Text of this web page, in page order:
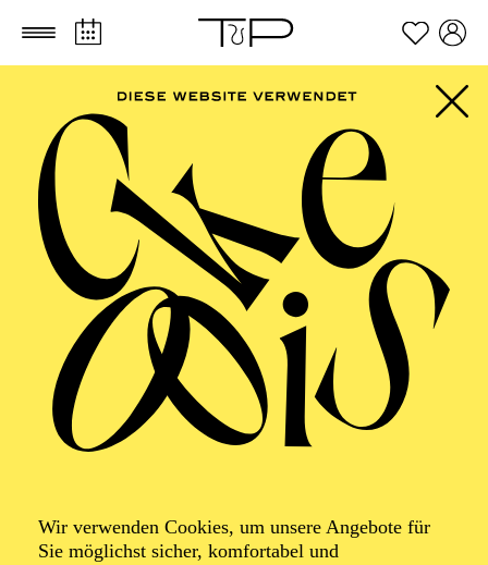
Zum Hauptinhalt springen Zum Footer springen
Wir verwenden Cookies, um unsere Angebote für
Sie möglichst sicher, komfortabel und
PHILHARMONIE
Sommerkonzert für